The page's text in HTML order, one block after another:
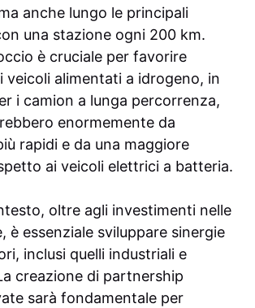
anche lungo le principali
una stazione ogni 200 km.
è cruciale per favorire
veicoli alimentati a idrogeno, in
i camion a lunga percorrenza,
enormemente da
rapidi e da una maggiore
ai veicoli elettrici a batteria.
oltre agli investimenti nelle
è essenziale sviluppare sinergie
inclusi quelli industriali e
creazione di partnership
sarà fondamentale per